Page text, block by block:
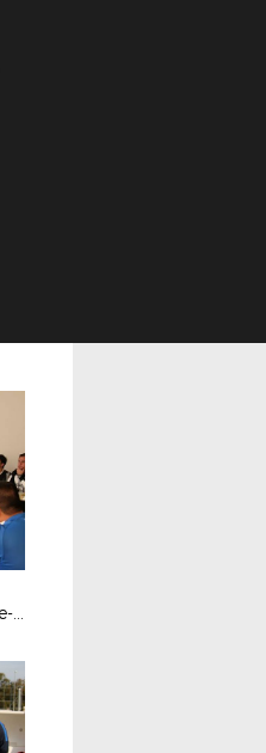
Stage des Jeunes Arbitres Ligue (Sainte-Tulle)